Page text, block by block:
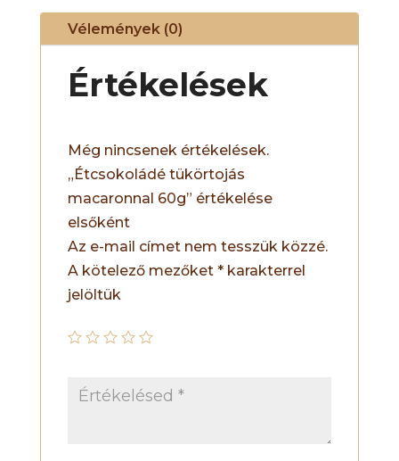
Vélemények (0)
Értékelések
Még nincsenek értékelések.
„Étcsokoládé tükörtojás
macaronnal 60g” értékelése
elsőként
Az e-mail címet nem tesszük közzé.
A kötelező mezőket *karakterrel
jelöltük